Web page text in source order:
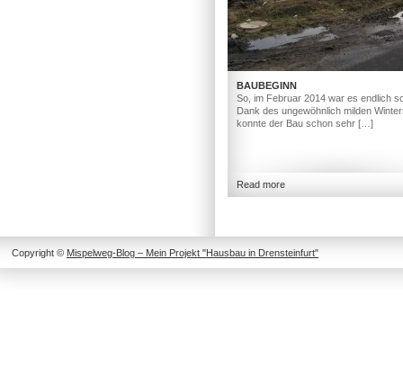
BAUBEGINN
So, im Februar 2014 war es endlich
Dank des ungewöhnlich milden
konnte der Bau schon sehr […]
Read more
Copyright © Mispelweg-Blog – Mein Projekt "Hausbau in Drensteinfurt"